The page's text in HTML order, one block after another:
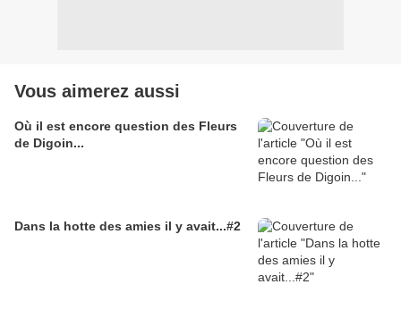
Vous aimerez aussi
Où il est encore question des Fleurs
de Digoin...
Dans la hotte des amies il y avait...#2